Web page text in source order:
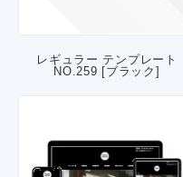
レギュラー テンプレート
NO.259 [ブラック]